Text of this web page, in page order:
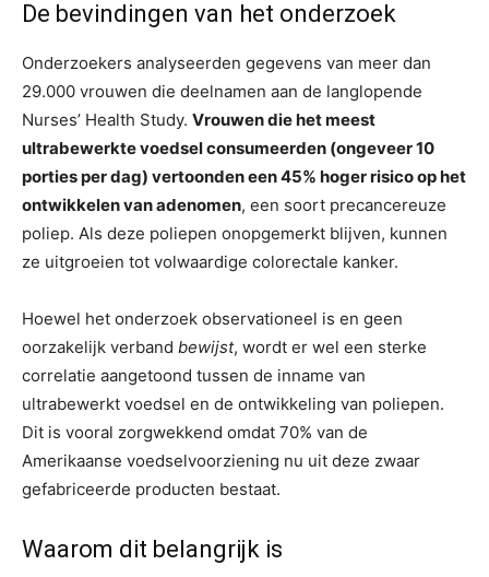
De bevindingen van het onderzoek
Onderzoekers analyseerden gegevens van meer dan
29.000 vrouwen die deelnamen aan de langlopende
Nurses’ Health Study. Vrouwen die het meest
ultrabewerkte voedsel consumeerden (ongeveer 10
porties per dag) vertoonden een 45% hoger risico op het
ontwikkelen van adenomen, een soort precancereuze
poliep. Als deze poliepen onopgemerkt blijven, kunnen
ze uitgroeien tot volwaardige colorectale kanker.
Hoewel het onderzoek observationeel is en geen
oorzakelijk verband bewijst, wordt er wel een sterke
correlatie aangetoond tussen de inname van
ultrabewerkt voedsel en de ontwikkeling van poliepen.
Dit is vooral zorgwekkend omdat 70% van de
Amerikaanse voedselvoorziening nu uit deze zwaar
gefabriceerde producten bestaat.
Waarom dit belangrijk is